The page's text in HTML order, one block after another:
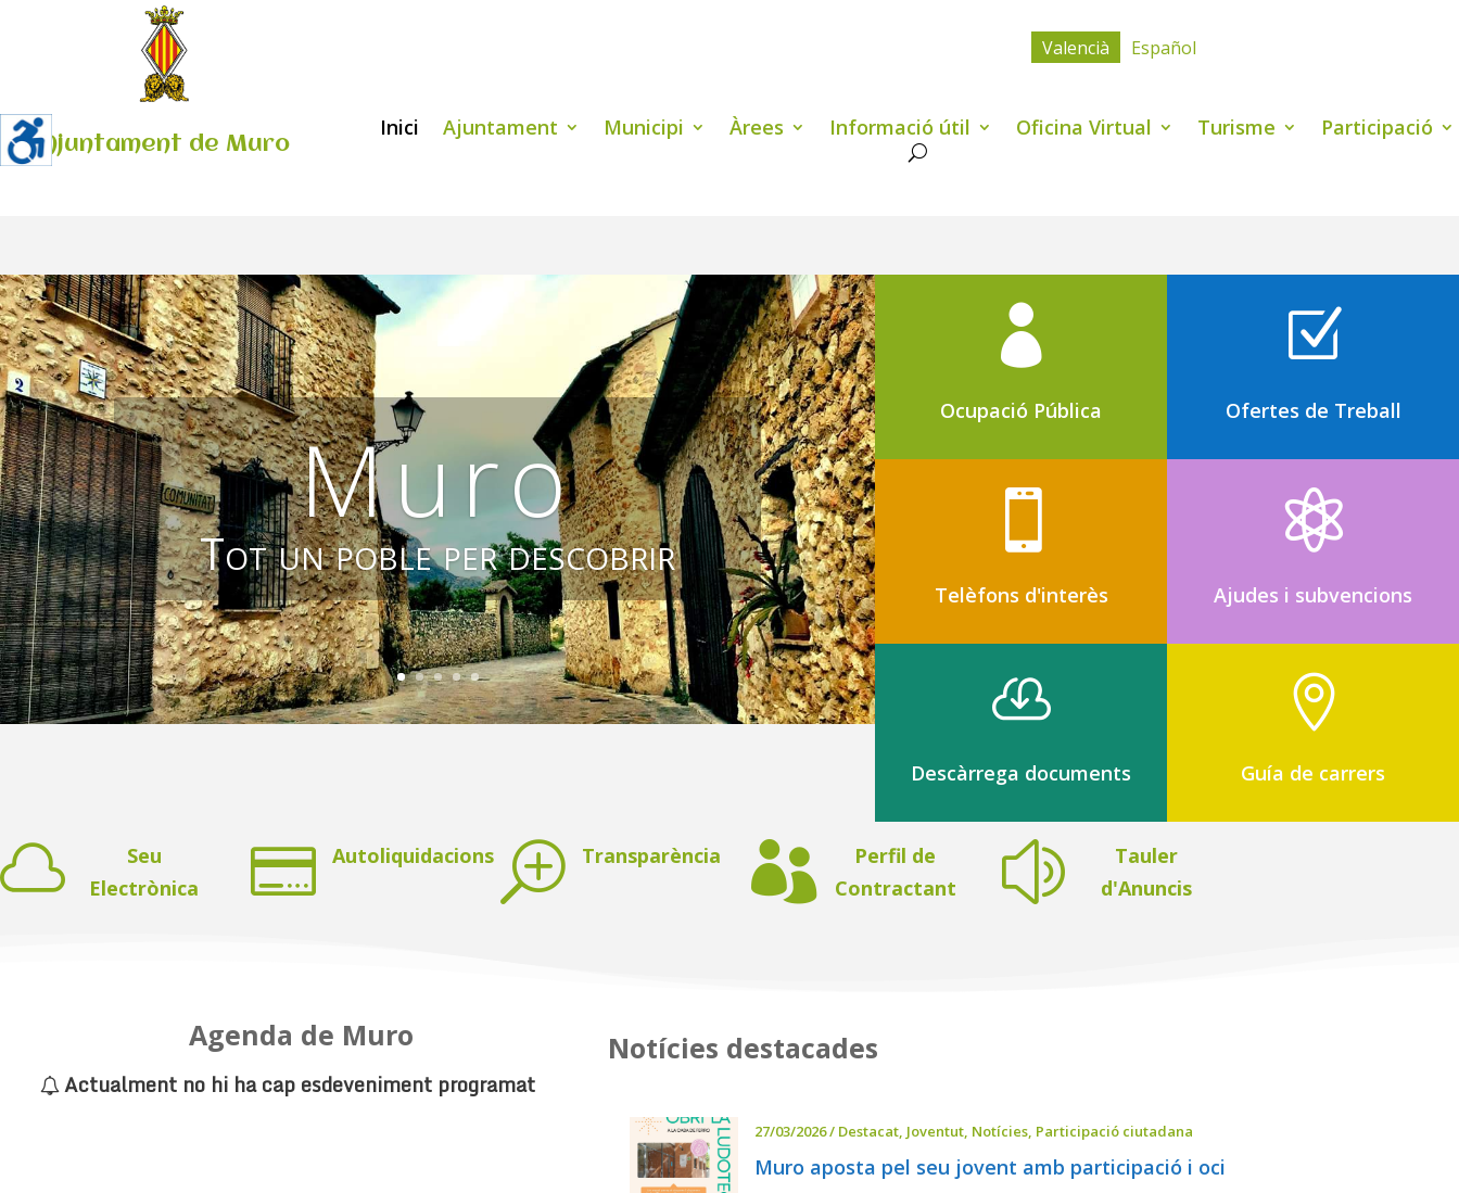
Ajuntament de Muro
Valencià Español
Inici Ajuntament Municipi Àrees Informació útil Oficina Virtual Turisme Participació
Muro
Tot un poble per descobrir

Ocupació Pública

Telèfons d'interès

Descàrrega documents
Z
Ofertes de Treball

Ajudes i subvencions

Guía de carrers

Seu
Electrònica
 Autoliquidacions T Transparència 
Perfil de
Contractant
z
Tauler
d'Anuncis
Agenda de Muro
Actualment no hi ha cap esdeveniment programat
Notícies destacades
27/03/2026/ Destacat, Joventut, Notícies, Participació ciutadana
Muro aposta pel seu jovent amb participació i oci